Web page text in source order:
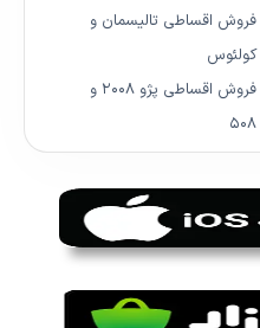
فروش اقساطی تالیسمان و
کولئوس
فروش اقساطی پژو ۲۰۰۸ و
۵۰۸